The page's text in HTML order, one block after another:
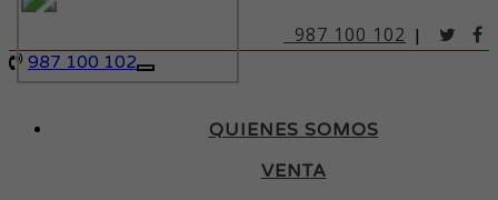
987 100 102 |
987 100 102
Toggle
QUIENES SOMOS
VENTA